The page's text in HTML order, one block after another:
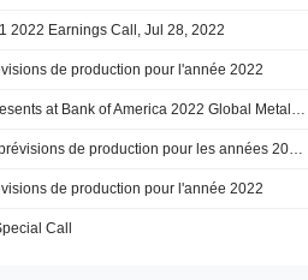
2022 Earnings Call, Jul 28, 2022
de production pour l'année 2022
Transcript : Anglo American plc Presents at Bank of America 2022 Global Metals, Mining and Steel Conference, May-17-2022 08:30 AM
Anglo American plc réaffirme ses prévisions de production pour les années 2022 et 2023
de production pour l'année 2022
Call